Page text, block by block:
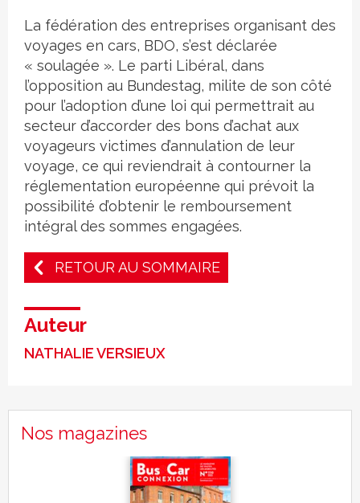
La fédération des entreprises organisant des
voyages en cars, BDO, s’est déclarée
« soulagée ». Le parti Libéral, dans
l’opposition au Bundestag, milite de son côté
pour l’adoption d’une loi qui permettrait au
secteur d’accorder des bons d’achat aux
voyageurs victimes d’annulation de leur
voyage, ce qui reviendrait à contourner la
réglementation européenne qui prévoit la
possibilité d’obtenir le remboursement
intégral des sommes engagées.
RETOUR AU SOMMAIRE
Auteur
NATHALIE VERSIEUX
Nos magazines